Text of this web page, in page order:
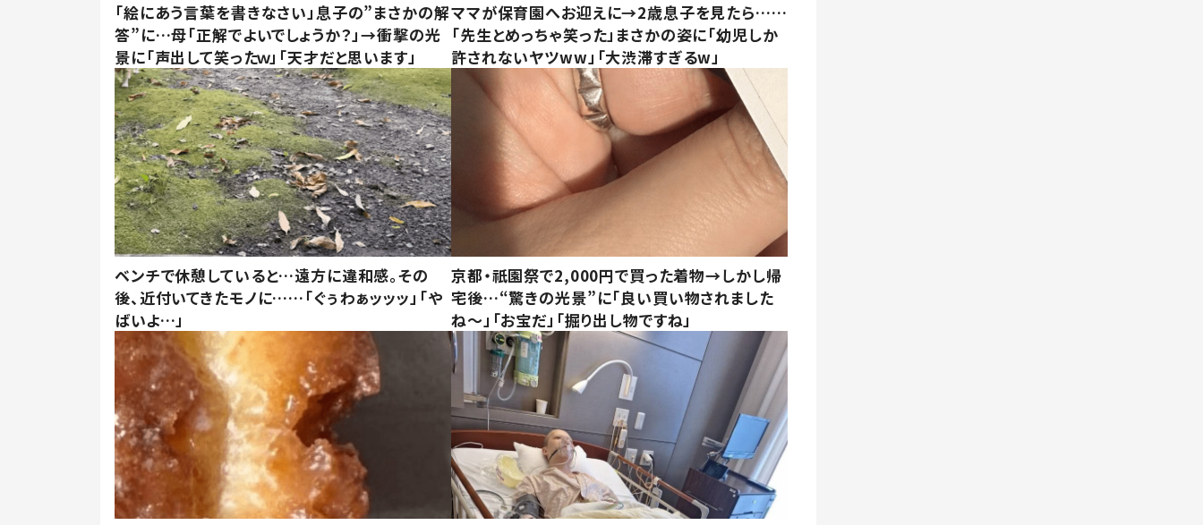
「絵にあう言葉を書きなさい」息子の”まさかの解
答”に…母「正解でよいでしょうか？」→衝撃の光
景に「声出して笑ったｗ」「天才だと思います」
ママが保育園へお迎えに→2歳息子を見たら……
「先生とめっちゃ笑った」まさかの姿に「幼児しか
許されないヤツww」「大渋滞すぎるw」
ベンチで休憩していると…遠方に違和感。その
後、近付いてきたモノに……「ぐぅわぁッッッ」「や
ばいよ…」
京都・祇園祭で2,000円で買った着物→しかし帰
宅後…“驚きの光景”に「良い買い物されました
ね～」「お宝だ」「掘り出し物ですね」